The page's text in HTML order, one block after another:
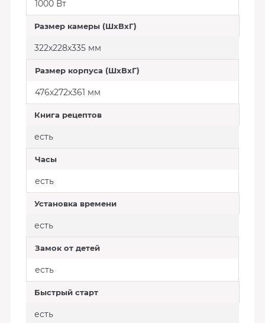
1000 Вт
Размер камеры (ШхВхГ)
322х228х335 мм
Размер корпуса (ШхВхГ)
476х272х361 мм
Книга рецептов
есть
Часы
есть
Установка времени
есть
Замок от детей
есть
Быстрый старт
есть